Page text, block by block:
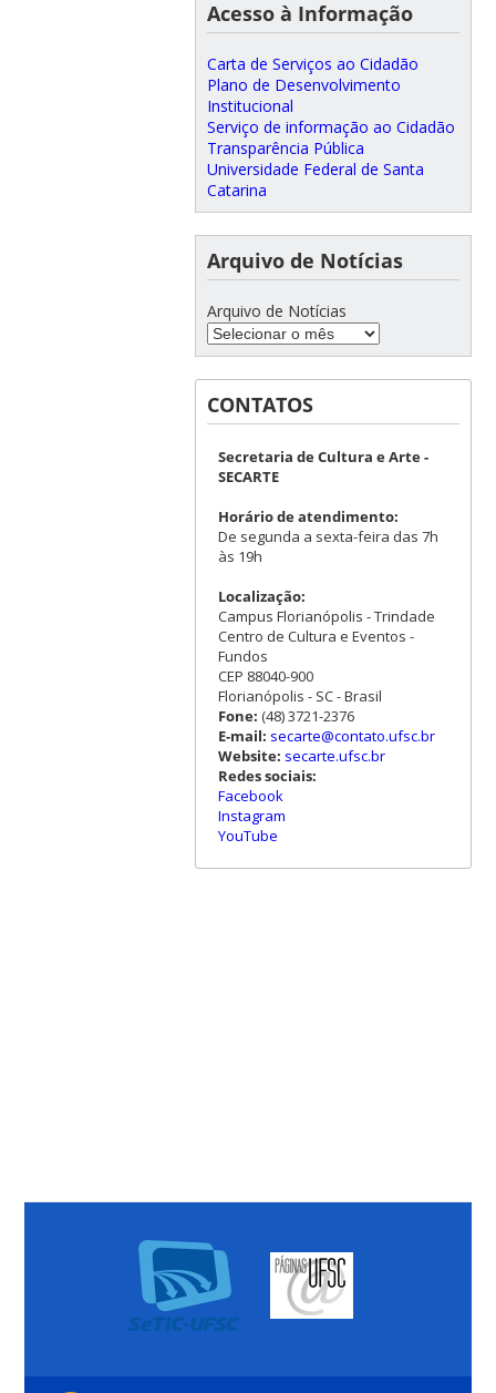
Acesso à Informação
Carta de Serviços ao Cidadão
Plano de Desenvolvimento
Institucional
Serviço de informação ao Cidadão
Transparência Pública
Universidade Federal de Santa
Catarina
Arquivo de Notícias
Arquivo de Notícias
CONTATOS
Secretaria de Cultura e Arte -
SECARTE
Horário de atendimento:
De segunda a sexta-feira das 7h
às 19h
Localização:
Campus Florianópolis - Trindade
Centro de Cultura e Eventos -
Fundos
CEP 88040-900
Florianópolis - SC - Brasil
Fone: (48) 3721-2376
E-mail: secarte@contato.ufsc.br
Website: secarte.ufsc.br
Redes sociais:
Facebook
Instagram
YouTube